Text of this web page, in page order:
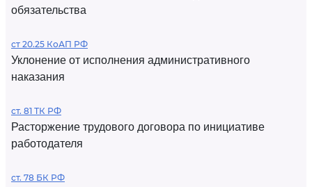
обязательства
ст 20.25 КоАП РФ
Уклонение от исполнения административного
наказания
ст. 81 ТК РФ
Расторжение трудового договора по инициативе
работодателя
ст. 78 БК РФ